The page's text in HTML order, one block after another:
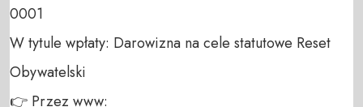
0001
W tytule wpłaty: Darowizna na cele statutowe Reset
Obywatelski
👉 Przez www: